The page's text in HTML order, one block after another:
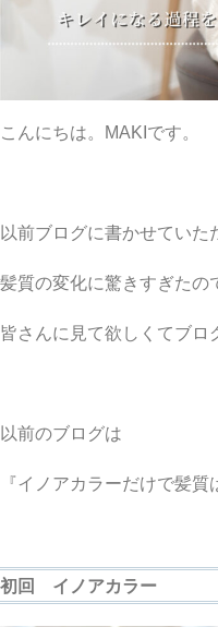
こんにちは。MAKIです。
以前ブログに書かせていた
髪質の変化に驚きすぎたの
皆さんに見て欲しくてブロ
以前のブログは
『イノアカラーだけで髪質
初回 イノアカラー